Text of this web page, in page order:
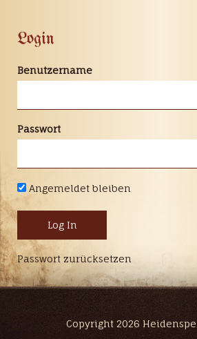
Login
Benutzername
Passwort
Angemeldet bleiben
Passwort zurücksetzen
Copyright 2026